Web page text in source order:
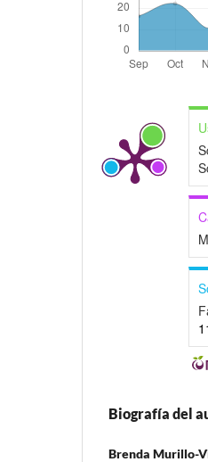
Biografía del
Brenda Murillo-